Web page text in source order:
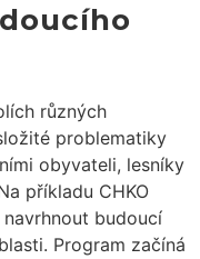
různých
problematiky
obyvateli, lesníky
příkladu CHKO
budoucí
Program začíná